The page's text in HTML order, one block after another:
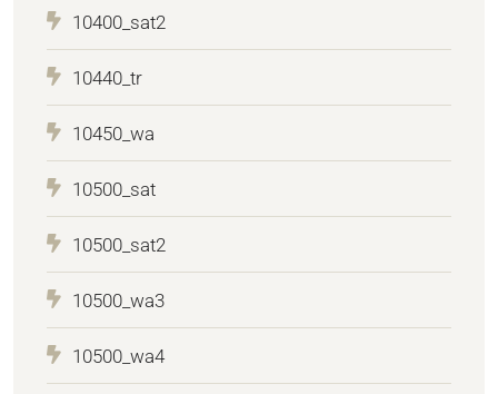
10400_sat2
10440_tr
10450_wa
10500_sat
10500_sat2
10500_wa3
10500_wa4